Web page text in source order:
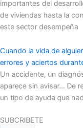
importantes del
de viviendas hasta la
este sector desempeña
Cuando la vida de
errores y aciertos
Un accidente, un
aparece sin avisar… De
un tipo de ayuda que
SUBCRIBETE